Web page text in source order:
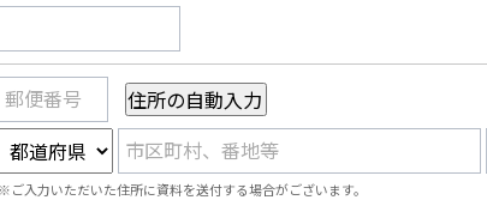
郵便番号
市区町村、番地等
※ご入力いただいた住所に資料を送付する場合がございます。